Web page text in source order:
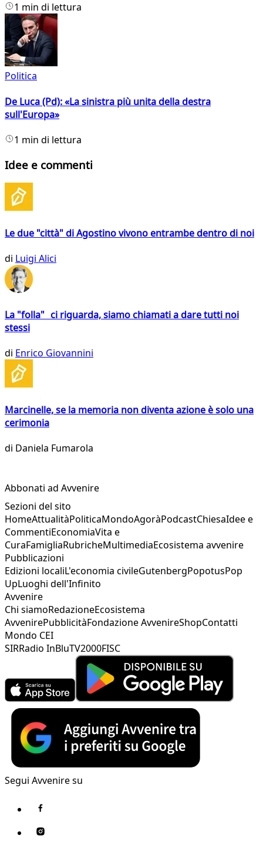
1 min di lettura
Politica
De Luca (Pd): «La sinistra più unita della destra
sull'Europa»
1 min di lettura
Idee e commenti
Le due "città" di Agostino vivono entrambe dentro di noi
di Luigi Alici
La "folla" ci riguarda, siamo chiamati a dare tutti noi
stessi
di Enrico Giovannini
Marcinelle, se la memoria non diventa azione è solo una
cerimonia
di Daniela Fumarola
Abbonati ad Avvenire
Sezioni del sito
HomeAttualitàPoliticaMondoAgoràPodcastChiesaIdee e
CommentiEconomiaVita e
CuraFamigliaRubricheMultimediaEcosistema avvenire
Pubblicazioni
Edizioni localiL'economia civileGutenbergPopotusPop
UpLuoghi dell'Infinito
Avvenire
Chi siamoRedazioneEcosistema
AvvenirePubblicitàFondazione AvvenireShopContatti
Mondo CEI
SIRRadio InBluTV2000FISC
Segui Avvenire su